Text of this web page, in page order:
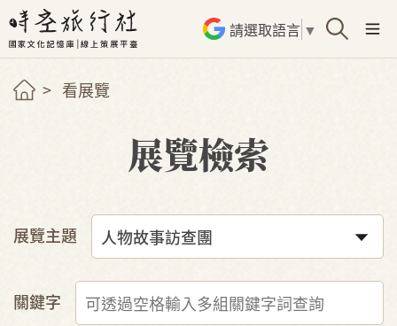
請選取語言 ▼
看展覽
展覽檢索
展覽主題
關鍵字